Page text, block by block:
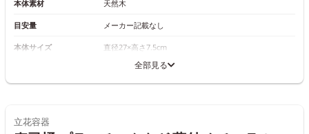
本体素材 天然木
目安量 メーカー記載なし
本体サイズ 直径27×高さ7.5cm
全部見る
立花容器